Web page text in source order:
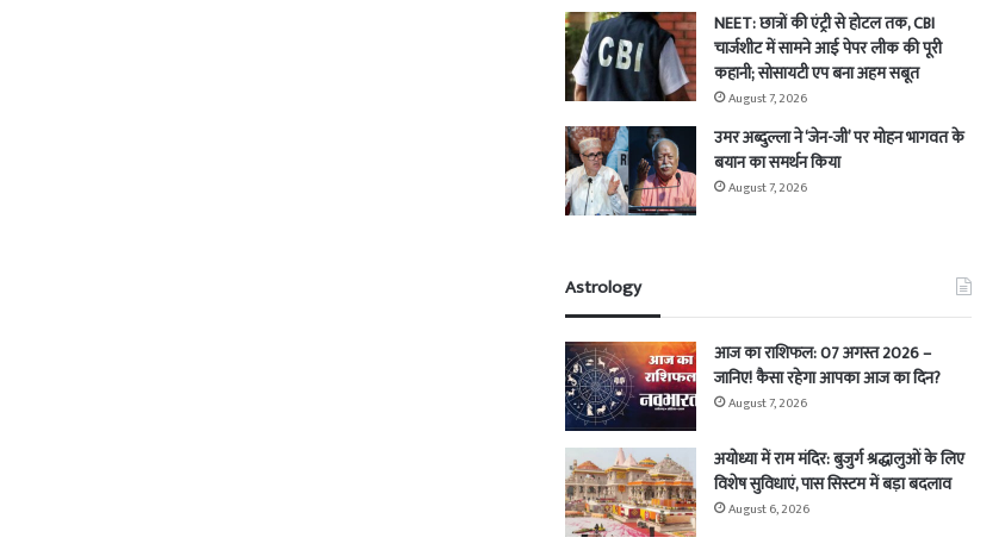
NEET: छात्रों की एंट्री से होटल तक, CBI
चार्जशीट में सामने आई पेपर लीक की पूरी
कहानी; सोसायटी एप बना अहम सबूत
August 7, 2026
उमर अब्दुल्ला ने ‘जेन-जी’ पर मोहन भागवत के
बयान का समर्थन किया
August 7, 2026
Astrology
आज का राशिफल: 07 अगस्त 2026 –
जानिए! कैसा रहेगा आपका आज का दिन?
August 7, 2026
अयोध्या में राम मंदिर: बुजुर्ग श्रद्धालुओं के लिए
विशेष सुविधाएं, पास सिस्टम में बड़ा बदलाव
August 6, 2026